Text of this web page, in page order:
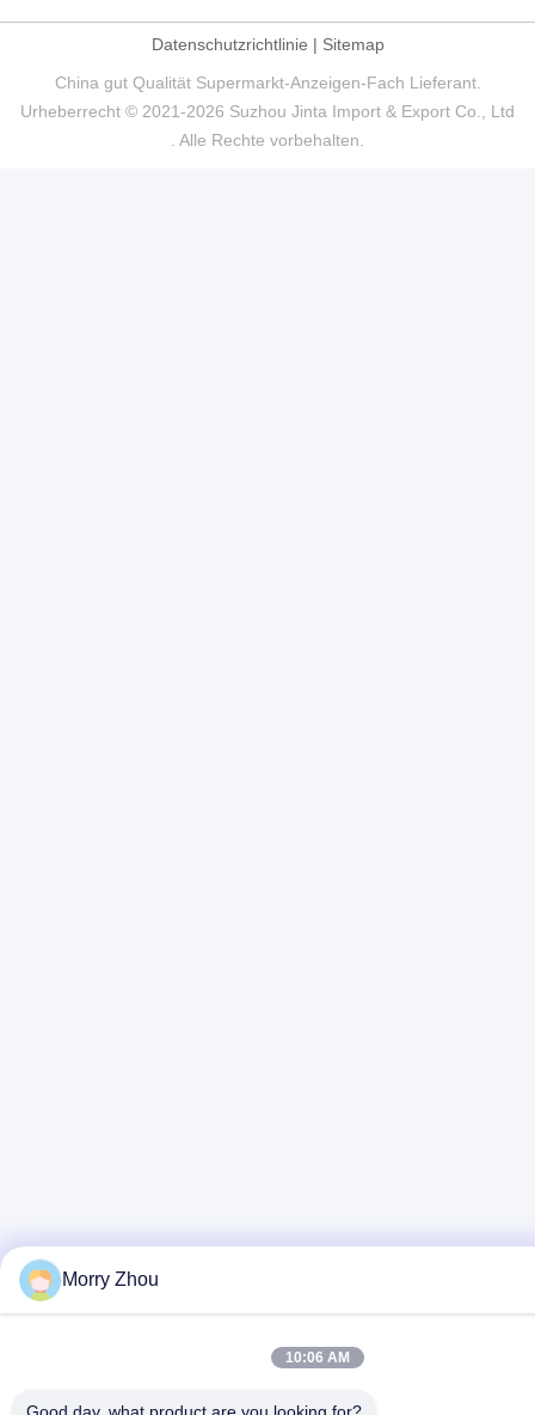
Datenschutzrichtlinie | Sitemap
China gut Qualität Supermarkt-Anzeigen-Fach Lieferant.
Urheberrecht © 2021-2026 Suzhou Jinta Import & Export Co., Ltd
. Alle Rechte vorbehalten.
Morry Zhou
10:06 AM